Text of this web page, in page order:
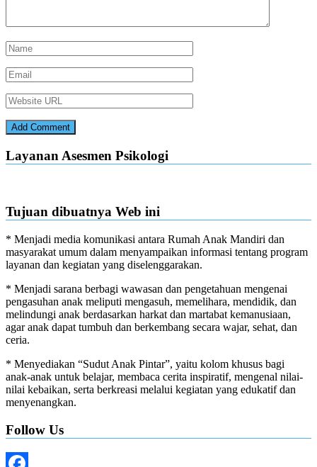
Layanan Asesmen Psikologi
Tujuan dibuatnya Web ini
* Menjadi media komunikasi antara Rumah Anak Mandiri dan
masyarakat umum dalam menyampaikan informasi tentang program
layanan dan kegiatan yang diselenggarakan.
* Menjadi sarana berbagi wawasan dan pengetahuan mengenai
pengasuhan anak meliputi mengasuh, memelihara, mendidik, dan
melindungi anak berdasarkan harkat dan martabat kemanusiaan,
agar anak dapat tumbuh dan berkembang secara wajar, sehat, dan
ceria.
* Menyediakan “Sudut Anak Pintar”, yaitu kolom khusus bagi
anak-anak untuk belajar, membaca cerita inspiratif, mengenal nilai-
nilai kebaikan, serta berkreasi melalui kegiatan yang edukatif dan
menyenangkan.
Follow Us